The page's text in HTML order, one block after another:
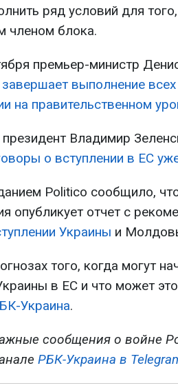
ряд условий для
членом блока.
премьер-министр
завершает выполнение
на правительственном
Владимир
о вступлении в ЕС
Politico сообщило,
опубликует отчет с
Украины и
того, когда могут
в ЕС и что может
Украина.
сообщения о войне
РБК-Украина в